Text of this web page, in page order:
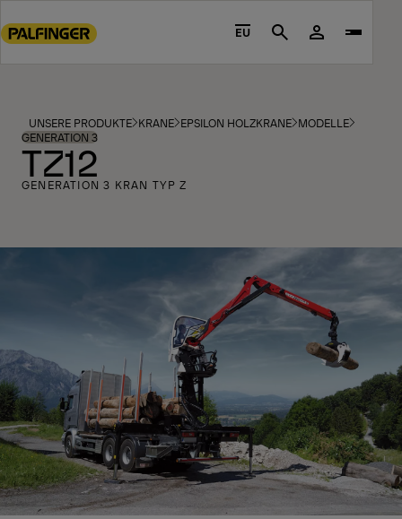
to
footer
content
EU Search
UNSERE PRODUKTE KRANE EPSILON HOLZKRANE MODELLE
GENERATION 3
TZ12
GENERATION 3 KRAN TYP Z